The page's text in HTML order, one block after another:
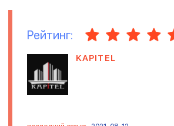
Рейтинг:
KAPITEL